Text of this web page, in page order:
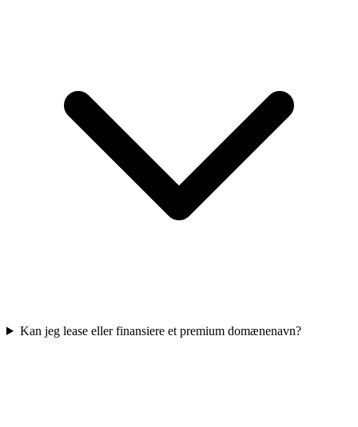
Kan jeg lease eller finansiere et premium domænenavn?